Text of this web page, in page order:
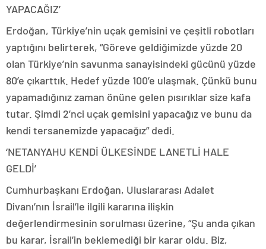
YAPACAĞIZ’
Erdoğan, Türkiye’nin uçak gemisini ve çeşitli robotları
yaptığını belirterek, “Göreve geldiğimizde yüzde 20
olan Türkiye’nin savunma sanayisindeki gücünü yüzde
80’e çıkarttık. Hedef yüzde 100’e ulaşmak. Çünkü bunu
yapamadığınız zaman önüne gelen pısırıklar size kafa
tutar. Şimdi 2’nci uçak gemisini yapacağız ve bunu da
kendi tersanemizde yapacağız” dedi.
‘NETANYAHU KENDİ ÜLKESİNDE LANETLİ HALE
GELDİ’
Cumhurbaşkanı Erdoğan, Uluslararası Adalet
Divanı’nın İsrail’le ilgili kararına ilişkin
değerlendirmesinin sorulması üzerine, “Şu anda çıkan
bu karar, İsrail’in beklemediği bir karar oldu. Biz,